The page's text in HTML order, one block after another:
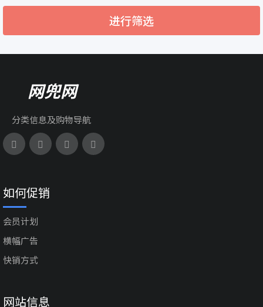
进行筛选
网兜网
分类信息及购物导航
如何促销
会员计划
横幅广告
快销方式
网站信息